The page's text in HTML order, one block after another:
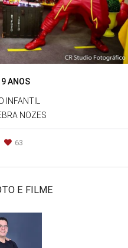
ANOS
INFANTIL
NOZES
63
E FILME